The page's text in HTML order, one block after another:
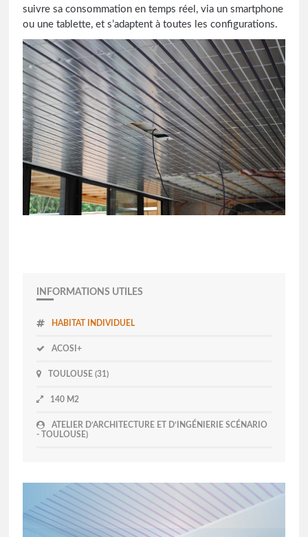
suivre sa consommation en temps réel, via un smartphone
ou une tablette, et s’adaptent à toutes les configurations.
INFORMATIONS UTILES
HABITAT INDIVIDUEL
ACOSI+
TOULOUSE (31)
140 M2
ATELIER D’ARCHITECTURE ET D’INGÉNIERIE SCÉNARIO
- TOULOUSE)